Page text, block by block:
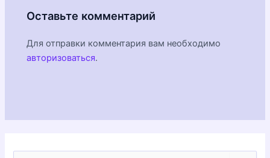
Оставьте комментарий
Для отправки комментария вам необходимо
авторизоваться.